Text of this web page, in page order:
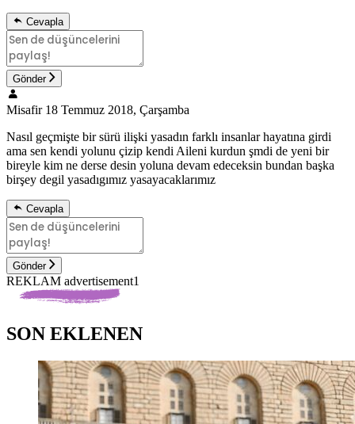
Cevapla
Gönder
Misafir 18 Temmuz 2018, Çarşamba
Nasıl geçmişte bir sürü ilişki yasadın farklı insanlar hayatına girdi
ama sen kendi yolunu çizip kendi Aileni kurdun şmdi de yeni bir
bireyle kim ne derse desin yoluna devam edeceksin bundan başka
birşey degil yasadıgımız yasayacaklarımız
Cevapla
Gönder
REKLAM advertisement1
SON EKLENEN